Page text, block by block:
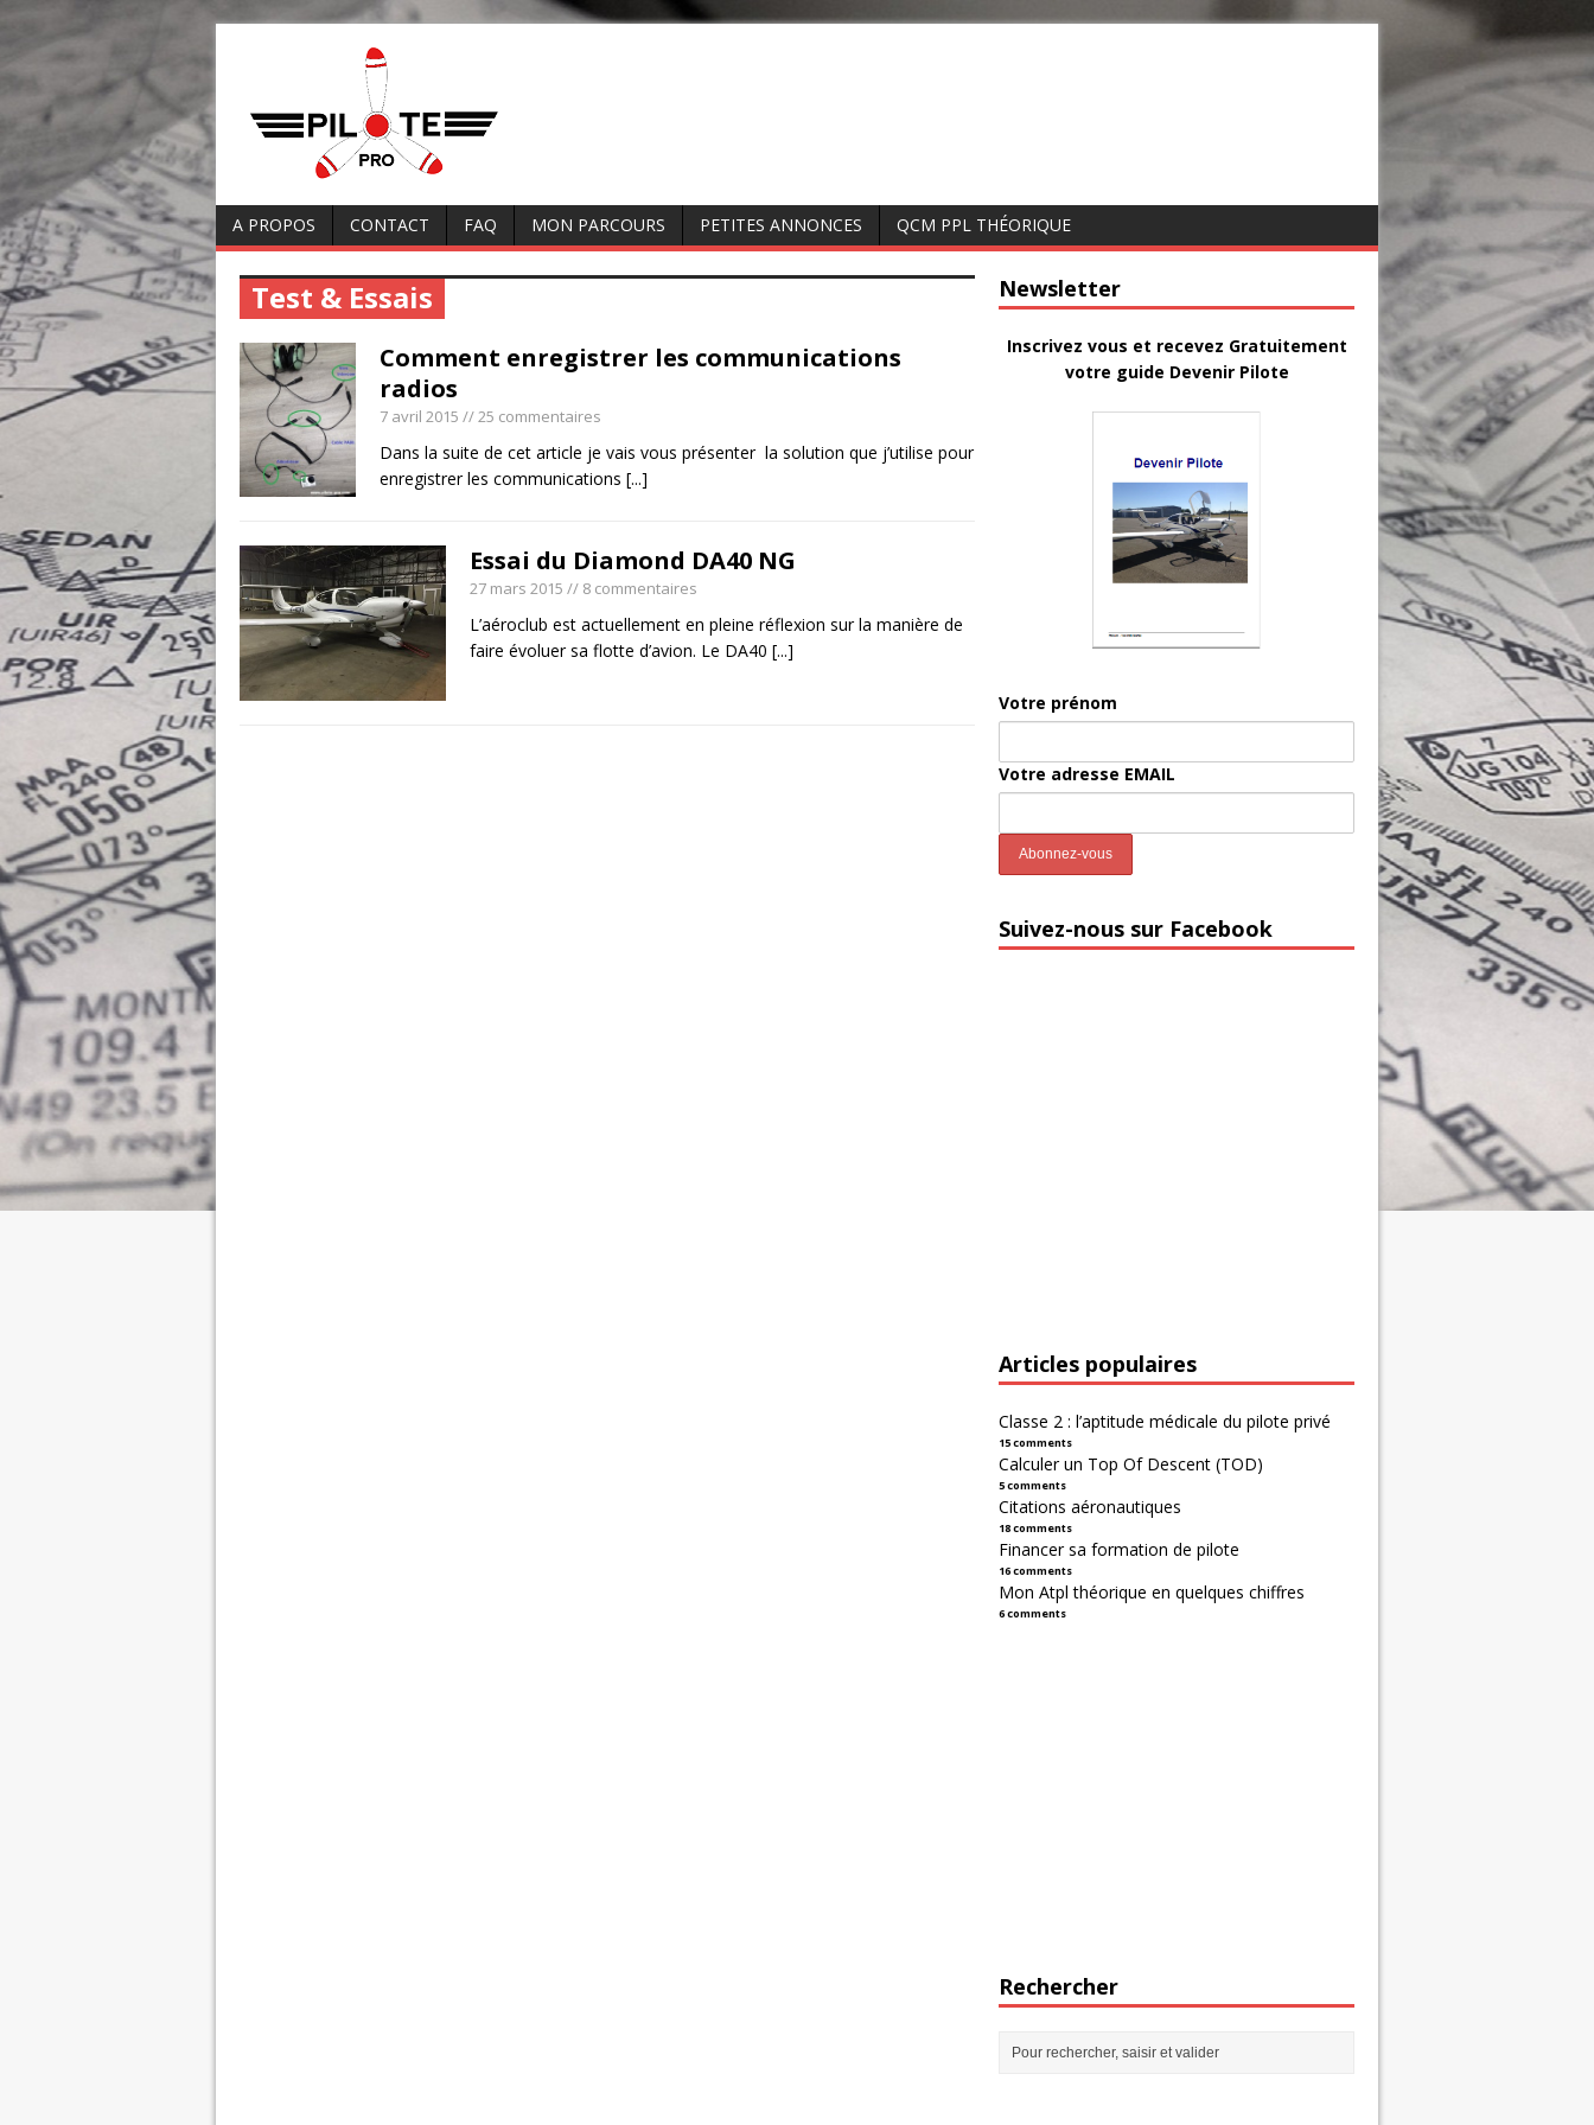
A PROPOS CONTACT FAQ MON PARCOURS PETITES ANNONCES QCM PPL THÉORIQUE
Test & Essais
Comment enregistrer les communications
radios
7 avril 2015 // 25 commentaires
Dans la suite de cet article je vais vous présenter la solution que j’utilise pour
enregistrer les communications [...]
Essai du Diamond DA40 NG
27 mars 2015 // 8 commentaires
L’aéroclub est actuellement en pleine réflexion sur la manière de
faire évoluer sa flotte d’avion. Le DA40 [...]
Newsletter
Inscrivez vous et recevez Gratuitement
votre guide Devenir Pilote
Votre prénom
Votre adresse EMAIL
Suivez-nous sur Facebook
Articles populaires
Classe 2 : l’aptitude médicale du pilote privé
15 comments
Calculer un Top Of Descent (TOD)
5 comments
Citations aéronautiques
18 comments
Financer sa formation de pilote
16 comments
Mon Atpl théorique en quelques chiffres
6 comments
Rechercher